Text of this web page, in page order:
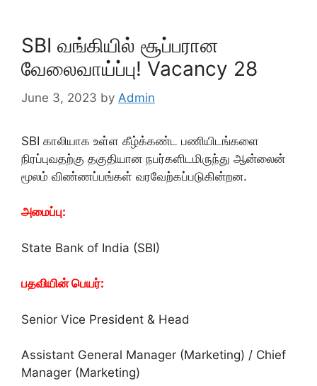
SBI வங்கியில் சூப்பரான
வேலைவாய்ப்பு! Vacancy 28
June 3, 2023 by Admin
SBI காலியாக உள்ள கீழ்க்கண்ட பணியிடங்களை
நிரப்புவதற்கு தகுதியான நபர்களிடமிருந்து ஆன்லைன்
மூலம் விண்ணப்பங்கள் வரவேற்கப்படுகின்றன.
அமைப்பு:
State Bank of India (SBI)
பதவியின் பெயர்:
Senior Vice President & Head
Assistant General Manager (Marketing) / Chief
Manager (Marketing)